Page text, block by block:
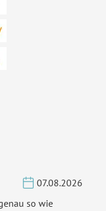
07.08.2026
so wie